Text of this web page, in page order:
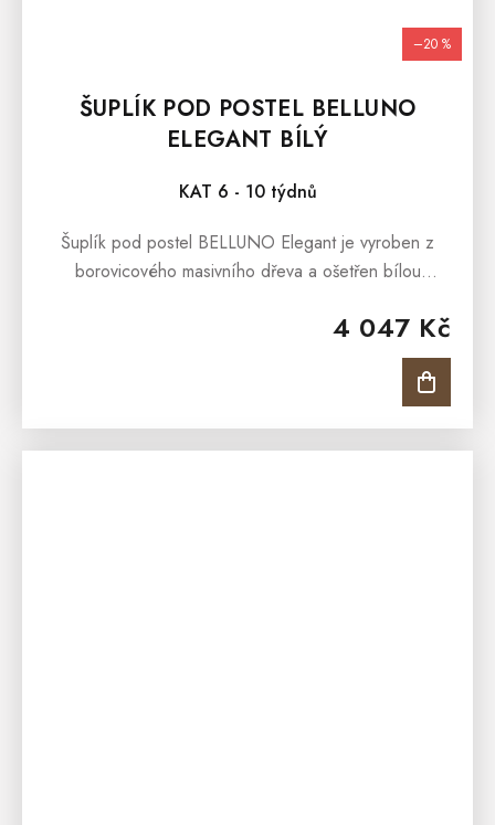
–20 %
ŠUPLÍK POD POSTEL BELLUNO
ELEGANT BÍLÝ
KAT 6 - 10 týdnů
4 047 Kč
Šuplík pod postel BELLUNO Elegant je vyroben z
borovicového masivního dřeva a ošetřen bílou
Belluno. Šuplík pod postel BELLUNO...